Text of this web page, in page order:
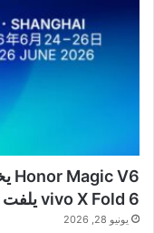
vivo X Fold 6 يلفت الأنظار
يونيو 28, 2026